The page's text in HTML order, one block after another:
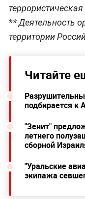
** Деятельность
территории
Читайте
подбирается к
"Зенит"
летнего
сборной
"Уральские
экипажа